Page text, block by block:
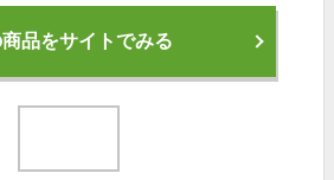
商品をサイトでみる